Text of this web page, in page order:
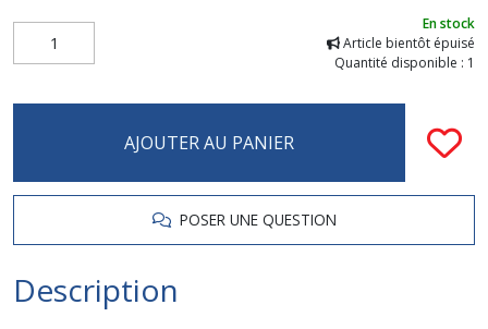
En stock
Article bientôt épuisé
Quantité disponible : 1
AJOUTER AU PANIER
POSER UNE QUESTION
Description